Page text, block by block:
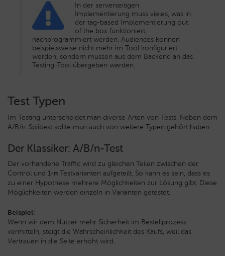
In der serverseitigen
Implementierung muss vieles, was in
der tag-based Implementierung out
of the box funktioniert,
nachprogrammiert werden. Audiences können
beispielsweise nicht mehr im Tool konfiguriert
werden, sondern müssen aus dem Backend an das
Testing-Tool übergeben werden.
Test Typen
Im Testing unterscheidet man diverse Arten von Tests. Neben dem
A/B/n-Splittest sollte man auch von weitere Typen gehört haben.
Der Klassiker: A/B/n-Test
Der vorhandene Traffic wird zu gleichen Teilen zwischen der
Control und 1-n Testvarianten aufgeteilt. So kann es sein, dass es
zu einer Hypothese mehrere Möglichkeiten zur Lösung gibt. Diese
Möglichkeiten werden einzeln in Varianten getestet.
Beispiel:
Wenn wir dem Nutzer mehr Sicherheit im Bestellprozess
vermitteln, steigt die Wahrscheinlichkeit des Kaufs, weil das
Vertrauen in die Seite erhöht wird.